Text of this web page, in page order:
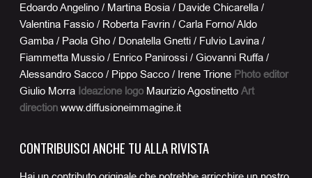
Edoardo Angelino / Martina Bosia / Davide Chicarella /
Valentina Fassio / Roberta Favrin / Carla Forno/ Aldo
Gamba / Paola Gho / Donatella Gnetti / Fulvio Lavina /
Fiammetta Mussio / Enrico Panirossi / Giovanni Ruffa /
Alessandro Sacco / Pippo Sacco / Irene Trione Photo editor
Giulio Morra Ideazione logo Maurizio Agostinetto Art
direction www.diffusioneimmagine.it
CONTRIBUISCI ANCHE TU ALLA RIVISTA